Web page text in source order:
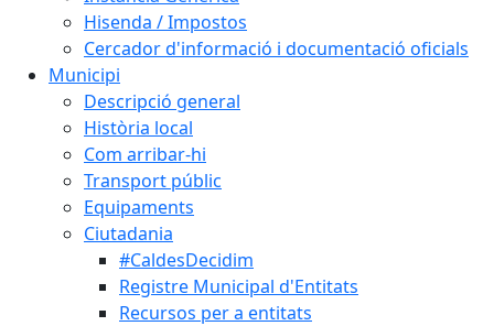
Hisenda / Impostos
Cercador d'informació i documentació oficials
Municipi
Descripció general
Història local
Com arribar-hi
Transport públic
Equipaments
Ciutadania
#CaldesDecidim
Registre Municipal d'Entitats
Recursos per a entitats